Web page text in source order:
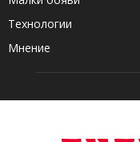
Технологии
Мнение